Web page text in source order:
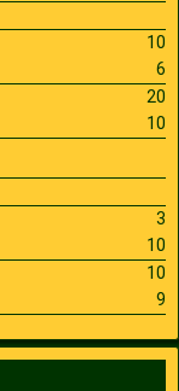
10
6
20
10
3
10
10
9